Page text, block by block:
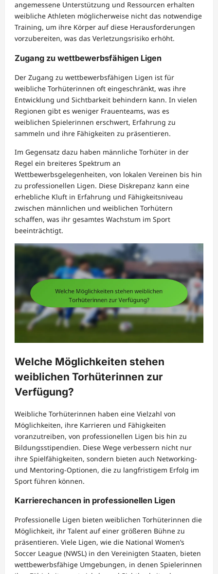
angemessene Unterstützung und Ressourcen erhalten
weibliche Athleten möglicherweise nicht das notwendige
Training, um ihre Körper auf diese Herausforderungen
vorzubereiten, was das Verletzungsrisiko erhöht.
Zugang zu wettbewerbsfähigen Ligen
Der Zugang zu wettbewerbsfähigen Ligen ist für
weibliche Torhüterinnen oft eingeschränkt, was ihre
Entwicklung und Sichtbarkeit behindern kann. In vielen
Regionen gibt es weniger Frauenteams, was es
weiblichen Spielerinnen erschwert, Erfahrung zu
sammeln und ihre Fähigkeiten zu präsentieren.
Im Gegensatz dazu haben männliche Torhüter in der
Regel ein breiteres Spektrum an
Wettbewerbsgelegenheiten, von lokalen Vereinen bis hin
zu professionellen Ligen. Diese Diskrepanz kann eine
erhebliche Kluft in Erfahrung und Fähigkeitsniveau
zwischen männlichen und weiblichen Torhütern
schaffen, was ihr gesamtes Wachstum im Sport
beeinträchtigt.
Welche Möglichkeiten stehen
weiblichen Torhüterinnen zur
Verfügung?
Weibliche Torhüterinnen haben eine Vielzahl von
Möglichkeiten, ihre Karrieren und Fähigkeiten
voranzutreiben, von professionellen Ligen bis hin zu
Bildungsstipendien. Diese Wege verbessern nicht nur
ihre Spielfähigkeiten, sondern bieten auch Networking-
und Mentoring-Optionen, die zu langfristigem Erfolg im
Sport führen können.
Karrierechancen in professionellen Ligen
Professionelle Ligen bieten weiblichen Torhüterinnen die
Möglichkeit, ihr Talent auf einer größeren Bühne zu
präsentieren. Viele Ligen, wie die National Women’s
Soccer League (NWSL) in den Vereinigten Staaten, bieten
wettbewerbsfähige Umgebungen, in denen Spielerinnen